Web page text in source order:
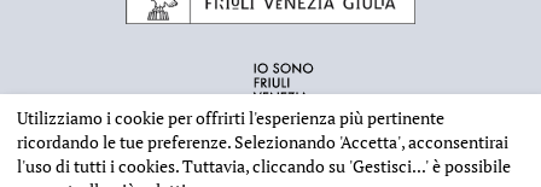
Utilizziamo i cookie per offrirti l'esperienza più pertinente
ricordando le tue preferenze. Selezionando 'Accetta', acconsentirai
l'uso di tutti i cookies. Tuttavia, cliccando su 'Gestisci...'è possibile